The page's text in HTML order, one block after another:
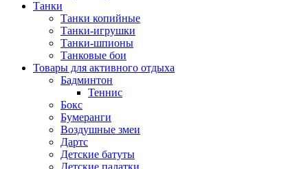
Танки
Танки копийные
Танки-игрушки
Танки-шпионы
Танковые бои
Товары для активного отдыха
Бадминтон
Теннис
Бокс
Бумеранги
Воздушные змеи
Дартс
Детские батуты
Детские палатки